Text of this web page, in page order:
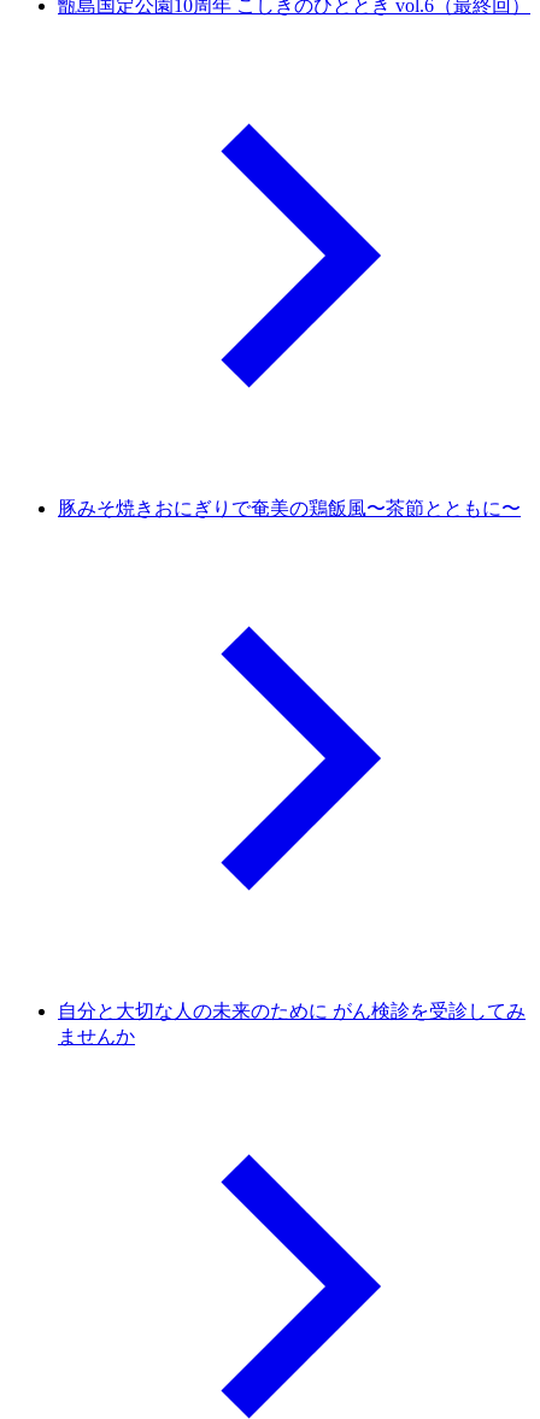
甑島国定公園10周年 こしきのひととき vol.6（最終回）
豚みそ焼きおにぎりで奄美の鶏飯風〜茶節とともに〜
自分と大切な人の未来のために がん検診を受診してみ
ませんか